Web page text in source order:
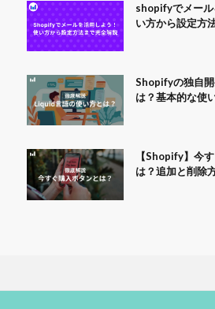
shopifyでメール
い方から設定方
Shopifyの独自
は？基本的な使
【Shopify】今
は？追加と削除